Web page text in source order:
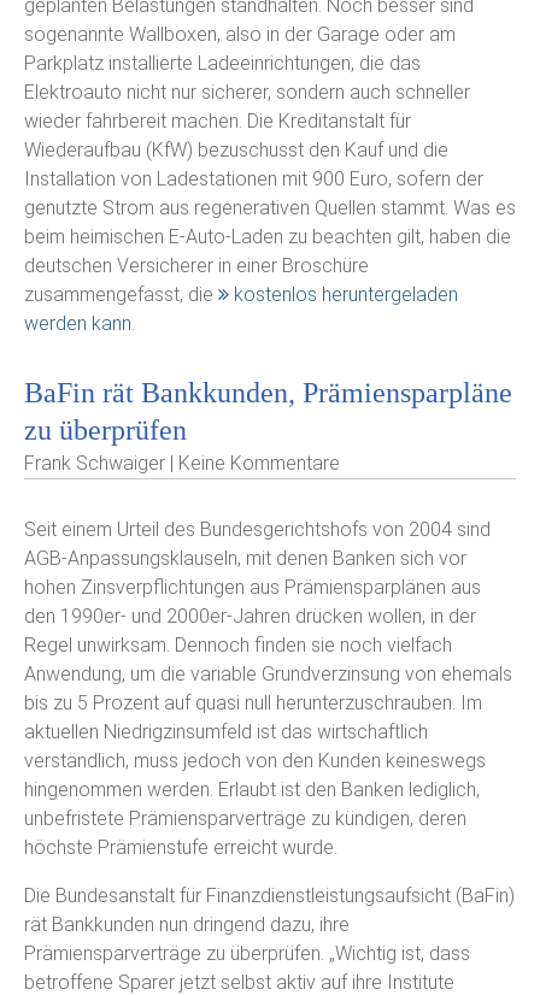
geplanten Belastungen standhalten. Noch besser sind
sogenannte Wallboxen, also in der Garage oder am
Parkplatz installierte Ladeeinrichtungen, die das
Elektroauto nicht nur sicherer, sondern auch schneller
wieder fahrbereit machen. Die Kreditanstalt für
Wiederaufbau (KfW) bezuschusst den Kauf und die
Installation von Ladestationen mit 900 Euro, sofern der
genutzte Strom aus regenerativen Quellen stammt. Was es
beim heimischen E-Auto-Laden zu beachten gilt, haben die
deutschen Versicherer in einer Broschüre
zusammengefasst, die
kostenlos heruntergeladen
werden kann.
BaFin rät Bankkunden, Prämiensparpläne
zu überprüfen
Frank Schwaiger | Keine Kommentare
Seit einem Urteil des Bundesgerichtshofs von 2004 sind
AGB-Anpassungsklauseln, mit denen Banken sich vor
hohen Zinsverpflichtungen aus Prämiensparplänen aus
den 1990er- und 2000er-Jahren drücken wollen, in der
Regel unwirksam. Dennoch finden sie noch vielfach
Anwendung, um die variable Grundverzinsung von ehemals
bis zu 5 Prozent auf quasi null herunterzuschrauben. Im
aktuellen Niedrigzinsumfeld ist das wirtschaftlich
verständlich, muss jedoch von den Kunden keineswegs
hingenommen werden. Erlaubt ist den Banken lediglich,
unbefristete Prämiensparverträge zu kündigen, deren
höchste Prämienstufe erreicht wurde.
Die Bundesanstalt für Finanzdienstleistungsaufsicht (BaFin)
rät Bankkunden nun dringend dazu, ihre
Prämiensparverträge zu überprüfen. „Wichtig ist, dass
betroffene Sparer jetzt selbst aktiv auf ihre Institute